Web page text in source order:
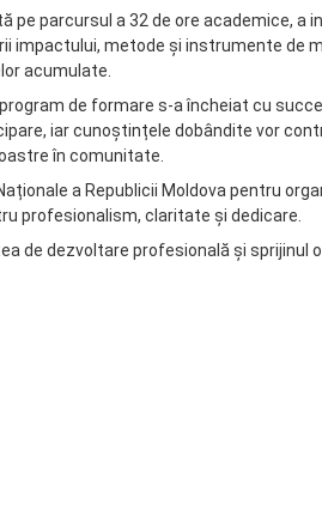
pe parcursul a 32 de ore academice, a
impactului, metode și instrumente de
acumulate.
de formare s-a încheiat cu
iar cunoștințele dobândite vor
în comunitate.
a Republicii Moldova pentru
profesionalism, claritate și dedicare.
de dezvoltare profesională și sprijinul